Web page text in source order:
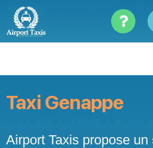
content
Taxi Genappe
Airport Taxis propose un